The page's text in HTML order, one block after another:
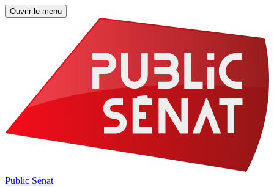
Ouvrir le menu
Public Sénat